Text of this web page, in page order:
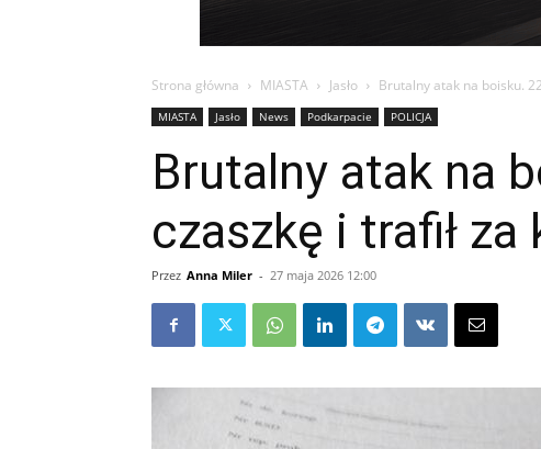
Strona główna MIASTA Jasło Brutalny atak na boisku.
MIASTA Jasło News Podkarpacie POLICJA
Brutalny atak na
czaszkę i trafił za
Przez Anna Miler - 27 maja 2026 12:00